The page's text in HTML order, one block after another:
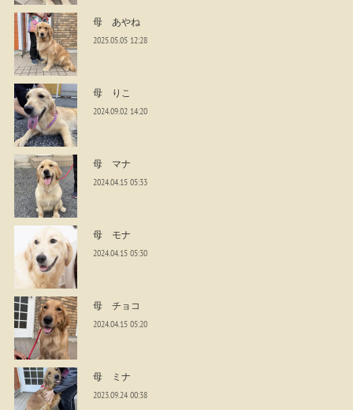
母 あやね
2025.05.05 12:28
母 りこ
2024.09.02 14:20
母 マナ
2024.04.15 05:33
母 モナ
2024.04.15 05:30
母 チョコ
2024.04.15 05:20
母 ミナ
2023.09.24 00:38